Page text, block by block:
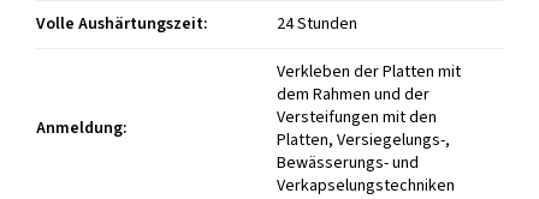
Volle Aushärtungszeit: 24 Stunden
Anmeldung:
Verkleben der Platten mit
dem Rahmen und der
Versteifungen mit den
Platten, Versiegelungs-,
Bewässerungs- und
Verkapselungstechniken